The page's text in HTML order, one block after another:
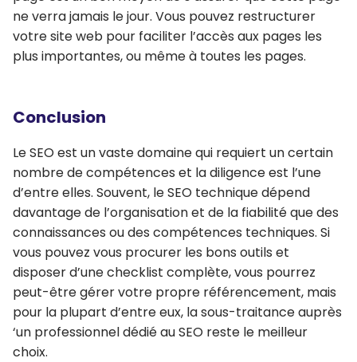
ne verra jamais le jour. Vous pouvez restructurer
votre site web pour faciliter l’accès aux pages les
plus importantes, ou même à toutes les pages.
Conclusion
Le SEO est un vaste domaine qui requiert un certain
nombre de compétences et la diligence est l’une
d’entre elles. Souvent, le SEO technique dépend
davantage de l’organisation et de la fiabilité que des
connaissances ou des compétences techniques. Si
vous pouvez vous procurer les bons outils et
disposer d’une checklist complète, vous pourrez
peut-être gérer votre propre référencement, mais
pour la plupart d’entre eux, la sous-traitance auprès
‘un professionnel dédié au SEO reste le meilleur
choix.